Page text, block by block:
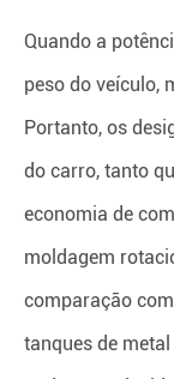
Quando a
peso do veículo,
Portanto, os
do carro, tanto
economia de
moldagem
comparação
tanques de